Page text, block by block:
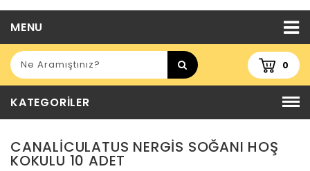
MENU
0
KATEGORILER
CANALICULATUS NERGIS SOĞANI HOŞ
KOKULU 10 ADET